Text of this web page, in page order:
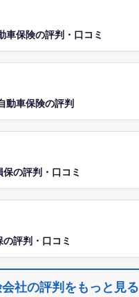
車保険の評判・口コミ
動車保険の評判
の評判・口コミ
評判・口コミ
社の評判をもっと見る